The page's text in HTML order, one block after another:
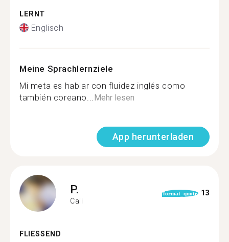
LERNT
Englisch
Meine Sprachlernziele
Mi meta es hablar con fluidez inglés como
también coreano... Mehr lesen
App herunterladen
P.
Cali
format_quote 13
FLIESSEND